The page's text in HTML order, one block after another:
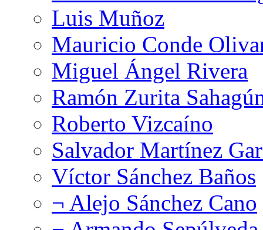
Luis Muñoz
Mauricio Conde
Miguel Ángel Rivera
Ramón Zurita
Roberto Vizcaíno
Salvador Martínez
Víctor Sánchez Baños
¬ Alejo Sánchez Cano